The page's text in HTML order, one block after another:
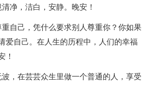
净，洁白，安静。晚安！
自己，凭什么要求别人尊重你？你如果
自己。在人生的历程中，人们的幸福
！
，在芸芸众生里做一个普通的人，享受